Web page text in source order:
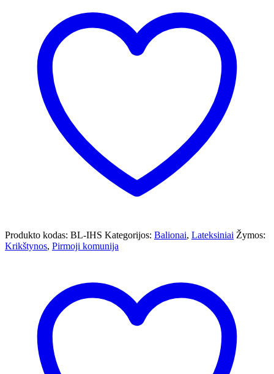
Produkto kodas: BL-IHS Kategorijos: Balionai, Lateksiniai Žymos:
Krikštynos, Pirmoji komunija